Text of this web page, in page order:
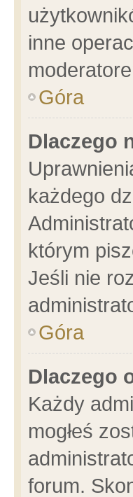
inne
Góra
Dlaczego
każdego
którym
Jeśli nie
Góra
Dlaczego
Każdy
mogłeś
forum.